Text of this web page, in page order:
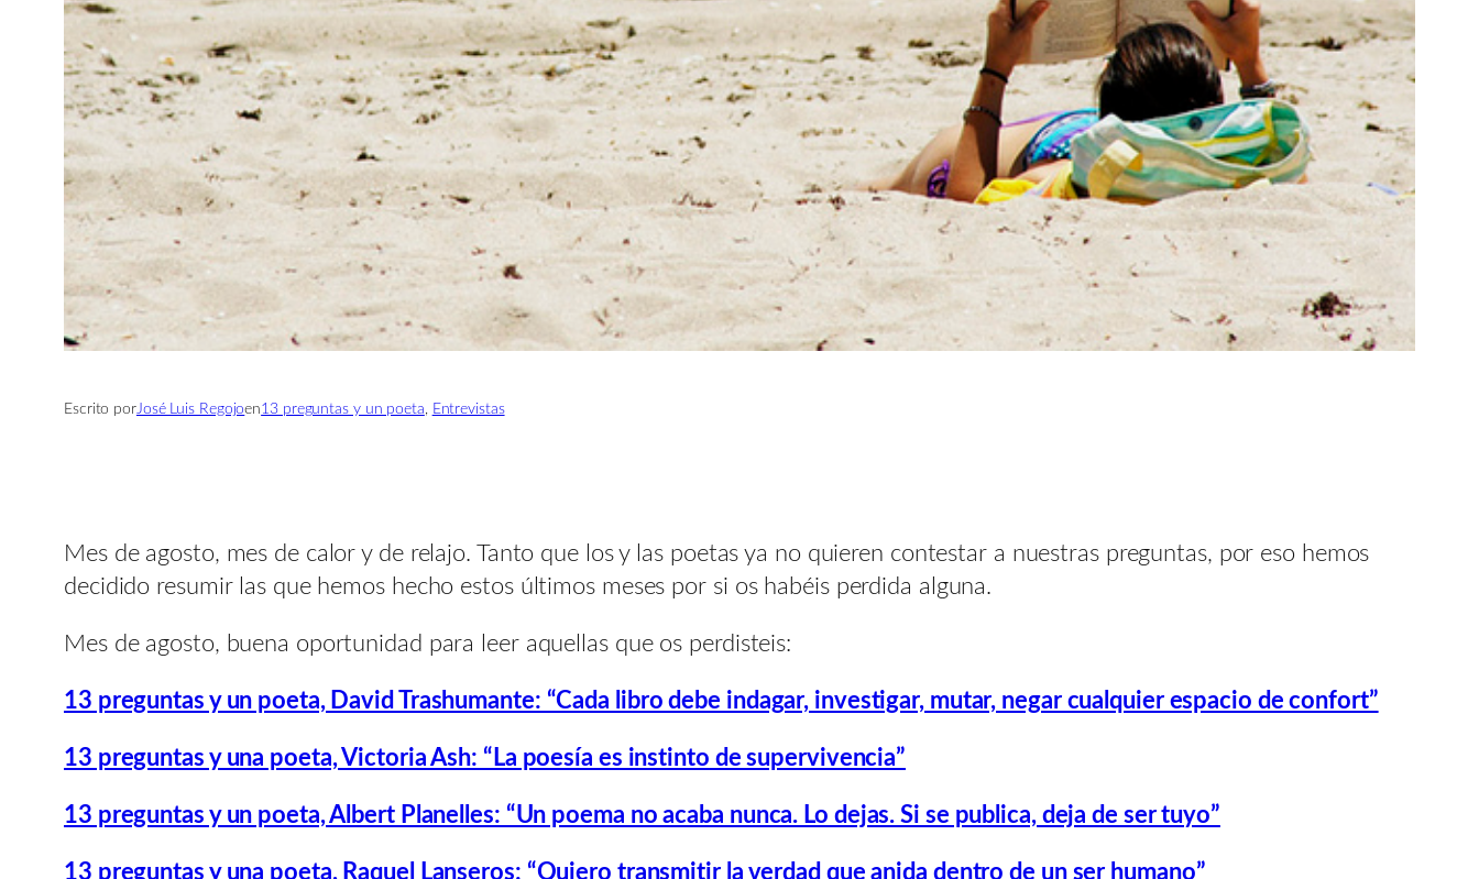
Escrito porJosé Luis Regojoen13 preguntas y un poeta, Entrevistas
Mes de agosto, mes de calor y de relajo. Tanto que los y las poetas ya no quieren contestar a nuestras preguntas, por eso hemos
decidido resumir las que hemos hecho estos últimos meses por si os habéis perdida alguna.
Mes de agosto, buena oportunidad para leer aquellas que os perdisteis:
13 preguntas y un poeta, David Trashumante: “Cada libro debe indagar, investigar, mutar, negar cualquier espacio de confort”
13 preguntas y una poeta, Victoria Ash: “La poesía es instinto de supervivencia”
13 preguntas y un poeta, Albert Planelles: “Un poema no acaba nunca. Lo dejas. Si se publica, deja de ser tuyo”
13 preguntas y una poeta, Raquel Lanseros: “Quiero transmitir la verdad que anida dentro de un ser humano”